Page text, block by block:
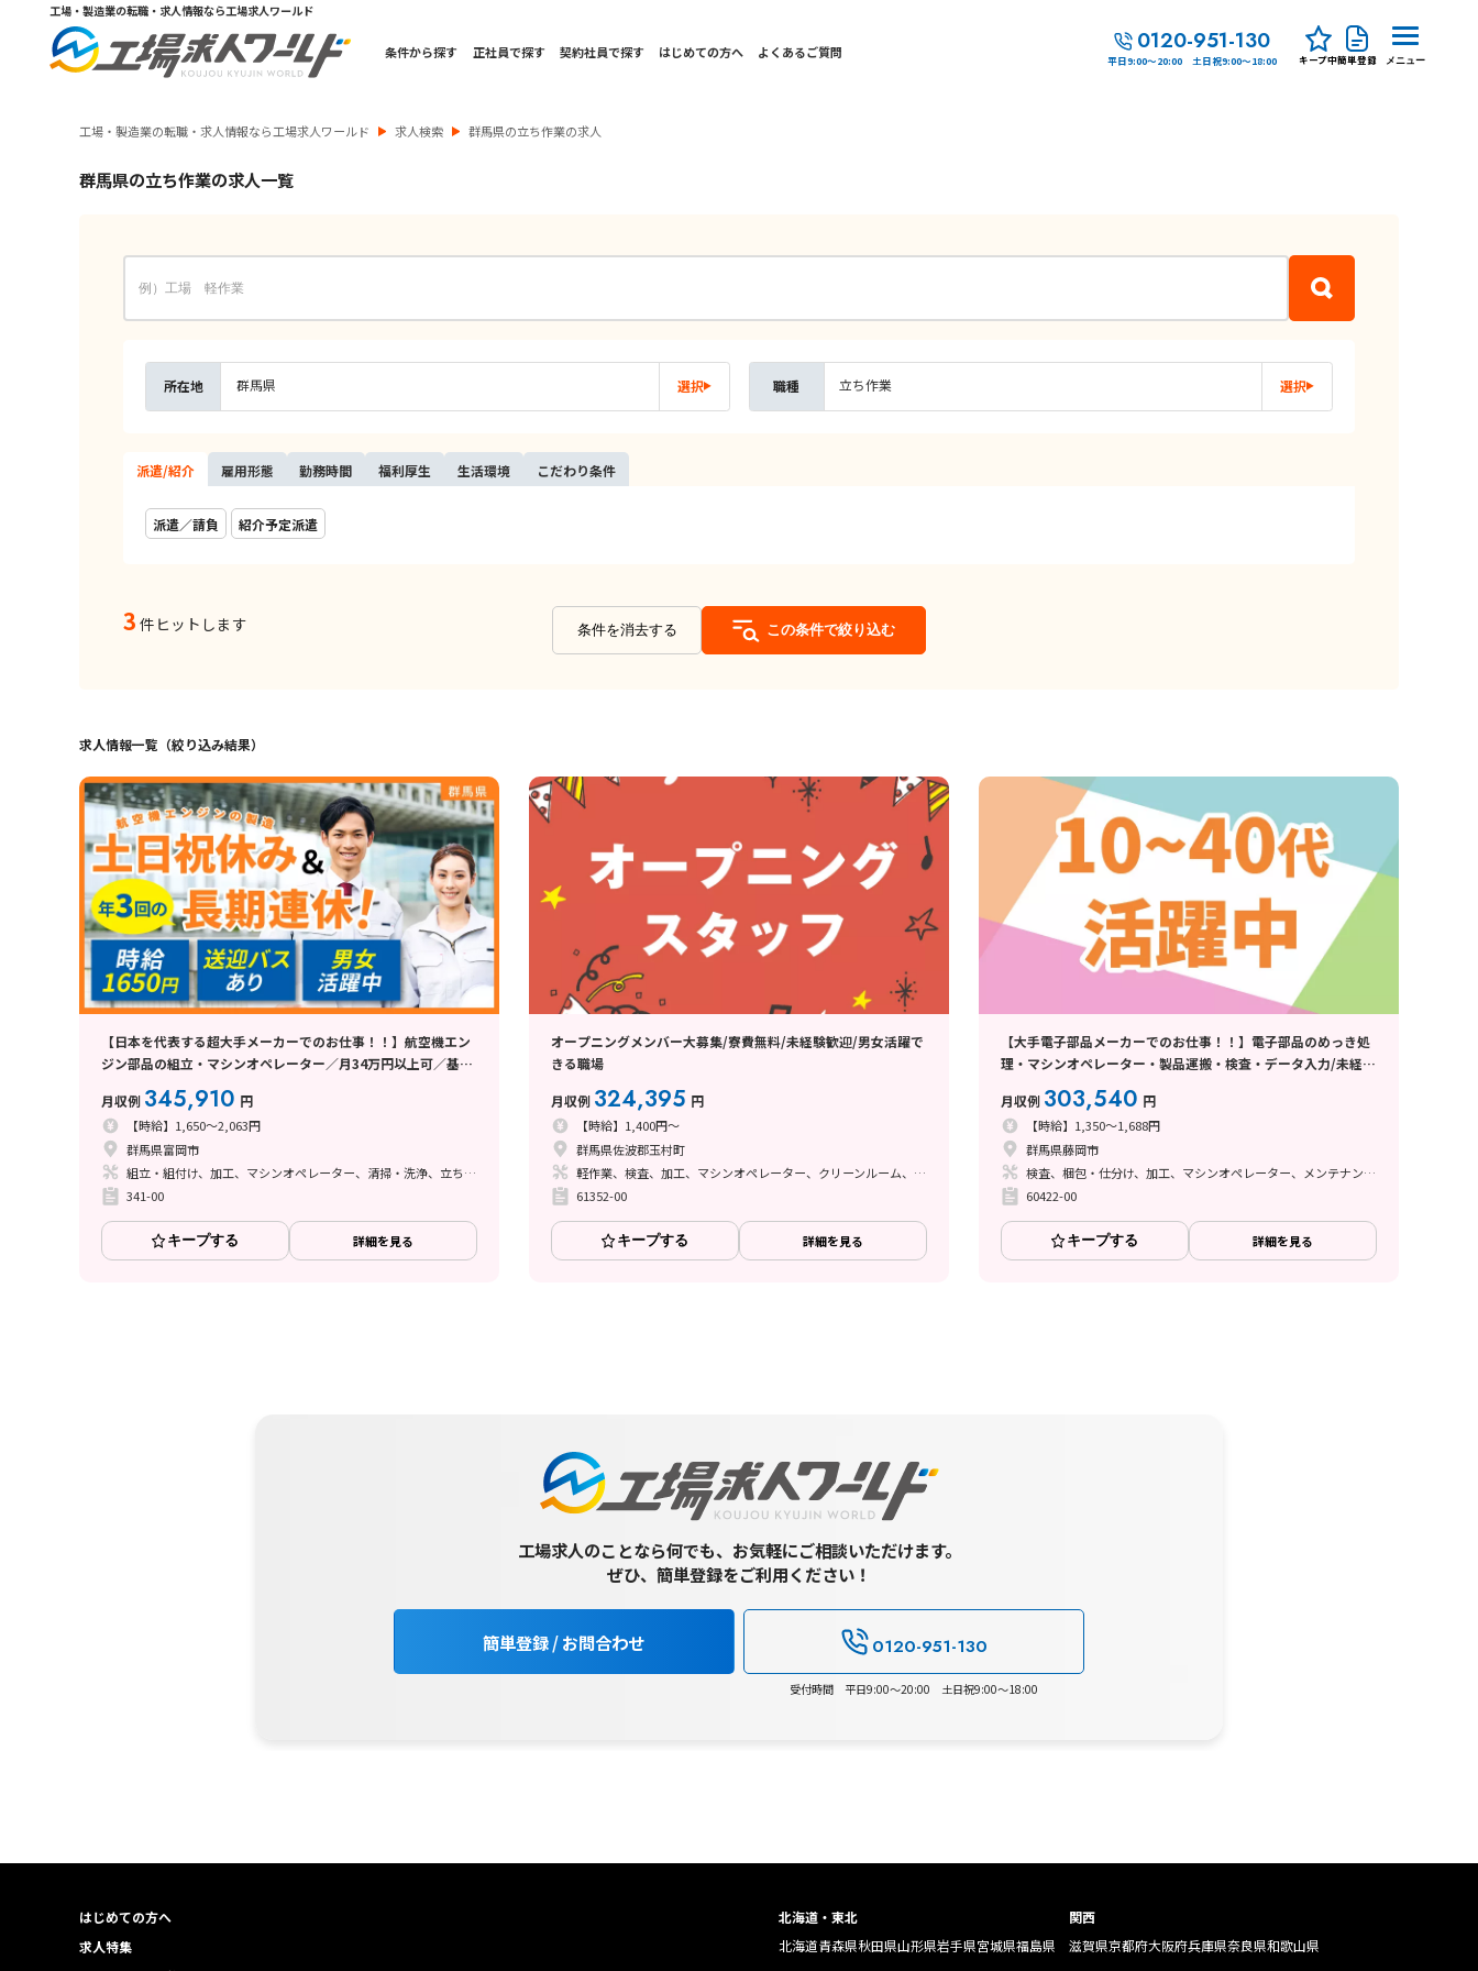
工場・製造業の転職・求人情報なら工場求人ワールド
条件から探す 正社員で探す 契約社員で探す はじめての方へ よくあるご質問 0120-951-130
平日9:00～20:00 土日祝9:00～18:00 キープ中簡単登録 メニュー
工場・製造業の転職・求人情報なら工場求人ワールド 求人検索 群馬県の立ち作業の求人
群馬県の立ち作業の求人一覧
所在地 群馬県 選択 職種 立ち作業 選択
派遣/紹介 雇用形態 勤務時間 福利厚生 生活環境 こだわり条件
派遣／請負 紹介予定派遣
3 件ヒットします 条件を消去する この条件で絞り込む
求人情報一覧（絞り込み結果）
【日本を代表する超大手メーカーでのお仕事！！】航空機エン
ジン部品の組立・マシンオペレーター／月34万円以上可／基本
月収例 345,910 円
【時給】1,650～2,063円
群馬県富岡市
組立・組付け、加工、マシンオペレーター、清掃・洗浄、立ち作業
341-00
キープする 詳細を見る
オープニングメンバー大募集/寮費無料/未経験歓迎/男女活躍で
きる職場
月収例 324,395 円
【時給】1,400円～
群馬県佐波郡玉村町
軽作業、検査、加工、マシンオペレーター、クリーンルーム、清掃・洗浄、品質管理、立ち作業、その他
61352-00
キープする 詳細を見る
【大手電子部品メーカーでのお仕事！！】電子部品のめっき処
理・マシンオペレーター・製品運搬・検査・データ入力/未経験
月収例 303,540 円
【時給】1,350～1,688円
群馬県藤岡市
検査、梱包・仕分け、加工、マシンオペレーター、メンテナンス・保全、立ち作業、その他
60422-00
キープする 詳細を見る
工場求人のことなら何でも、お気軽にご相談いただけます。
ぜひ、簡単登録をご利用ください！
簡単登録 / お問合わせ 0120-951-130
受付時間 平日9:00～20:00 土日祝9:00～18:00
はじめての方へ
求人特集
北海道・東北
北海道青森県秋田県山形県岩手県宮城県福島県
関西
滋賀県京都府大阪府兵庫県奈良県和歌山県